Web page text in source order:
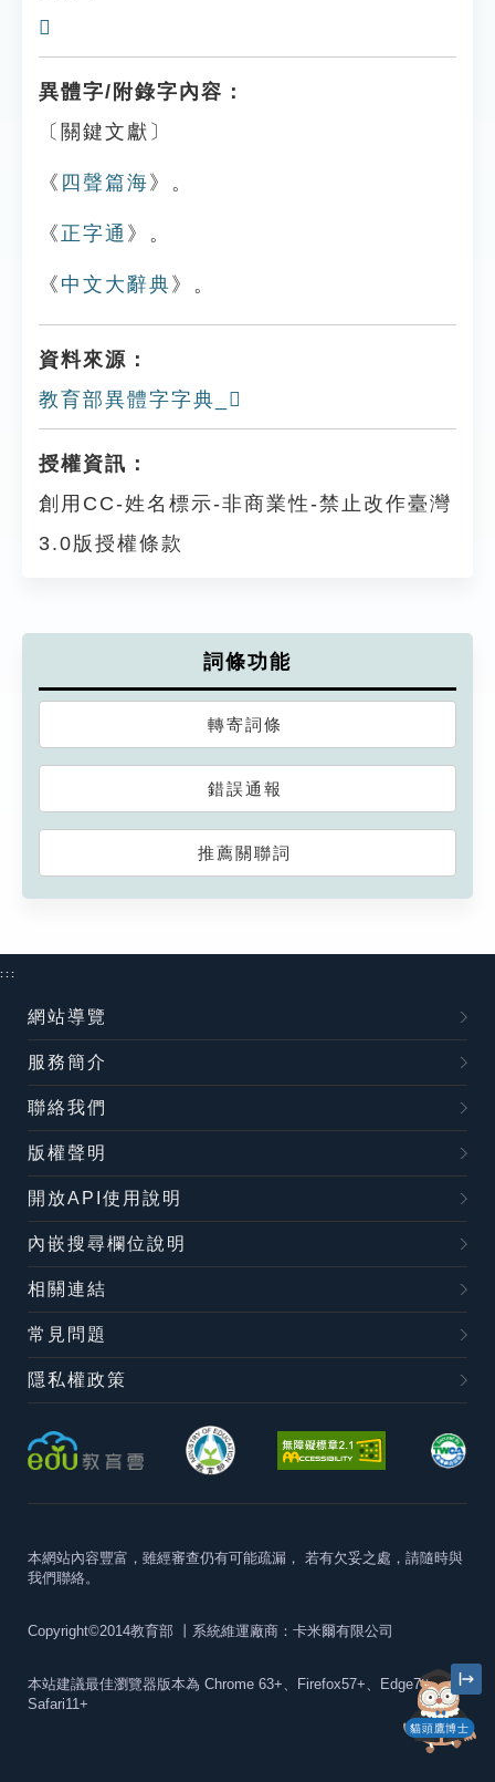
𣃳
異體字/附錄字內容：
〔關鍵文獻〕
《 四聲篇海 》。
《 正字通 》。
《 中文大辭典 》。
資料來源：
教育部異體字字典_𣃷
授權資訊：
創用CC-姓名標示-非商業性-禁止改作臺灣
3.0版授權條款
詞條功能
轉寄詞條
錯誤通報
推薦關聯詞
貓頭鷹博士
:::
網站導覽
服務簡介
聯絡我們
版權聲明
開放API使用說明
內嵌搜尋欄位說明
相關連結
常見問題
隱私權政策
本網站內容豐富，雖經審查仍有可能疏漏， 若有欠妥之處，請隨時與
我們聯絡。
Copyright©2014教育部 丨系統維運廠商：卡米爾有限公司
本站建議最佳瀏覽器版本為 Chrome 63+、Firefox57+、Edge79+及
Safari11+